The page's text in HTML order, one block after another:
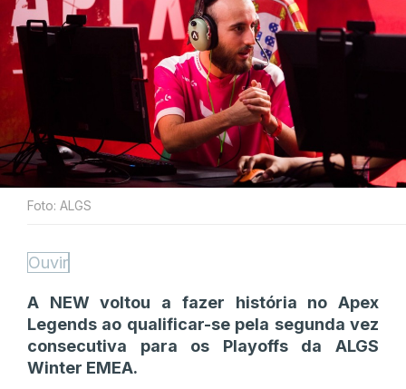
Foto: ALGS
Ouvir
A NEW voltou a fazer história no Apex
Legends ao qualificar-se pela segunda vez
consecutiva para os Playoffs da ALGS
Winter EMEA.